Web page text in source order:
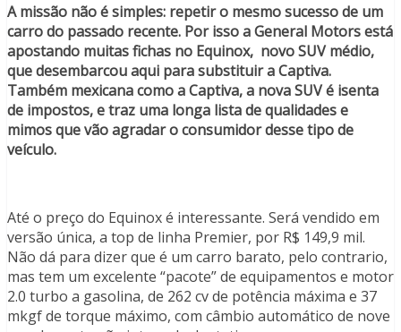
A missão não é simples: repetir o mesmo sucesso de um
carro do passado recente. Por isso a General Motors está
apostando muitas fichas no Equinox, novo SUV médio,
que desembarcou aqui para substituir a Captiva.
Também mexicana como a Captiva, a nova SUV é isenta
de impostos, e traz uma longa lista de qualidades e
mimos que vão agradar o consumidor desse tipo de
veículo.
Até o preço do Equinox é interessante. Será vendido em
versão única, a top de linha Premier, por R$ 149,9 mil.
Não dá para dizer que é um carro barato, pelo contrario,
mas tem um excelente “pacote” de equipamentos e motor
2.0 turbo a gasolina, de 262 cv de potência máxima e 37
mkgf de torque máximo, com câmbio automático de nove